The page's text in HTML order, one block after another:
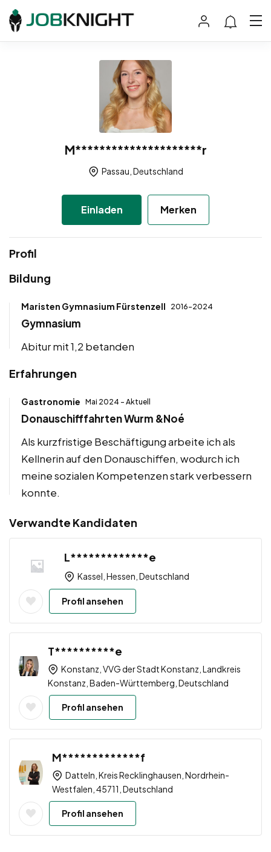
M*********************r
Passau, Deutschland
Einladen Merken
Profil
Bildung
Maristen Gymnasium Fürstenzell 2016-2024
Gymnasium
Abitur mit 1,2 betanden
Erfahrungen
Gastronomie Mai 2024 - Aktuell
Donauschifffahrten Wurm &Noé
Als kurzfristige Beschäftigung arbeite ich als
Kellnerin auf den Donauschiffen, wodurch ich
meine sozialen Kompetenzen stark verbessern
konnte.
Verwandte Kandidaten
L*************e
Kassel, Hessen, Deutschland
Profil ansehen
T**********e
Konstanz, VVG der Stadt Konstanz, Landkreis
Konstanz, Baden-Württemberg, Deutschland
Profil ansehen
M*************f
Datteln, Kreis Recklinghausen, Nordrhein-
Westfalen, 45711, Deutschland
Profil ansehen